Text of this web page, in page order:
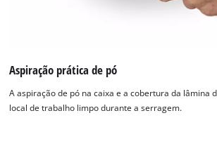
Aspiração prática de pó
A aspiração de pó na caixa e a cobertura da lâmina
local de trabalho limpo durante a serragem.